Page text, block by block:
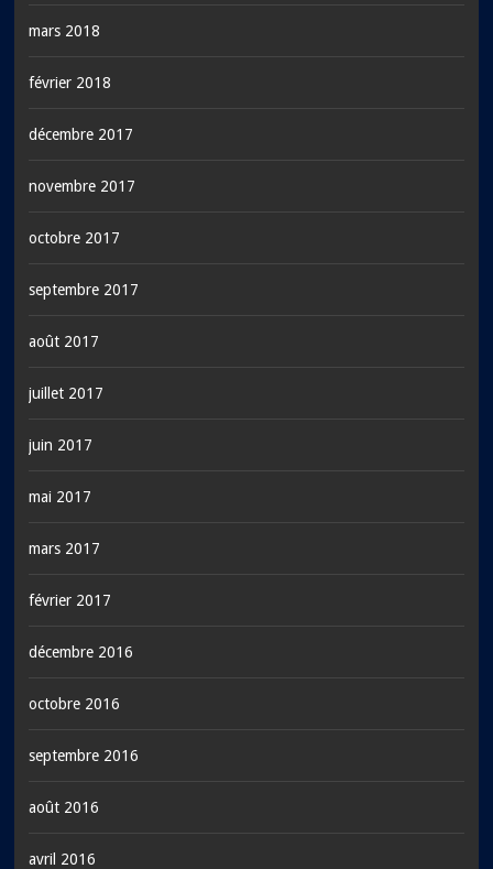
mars 2018
février 2018
décembre 2017
novembre 2017
octobre 2017
septembre 2017
août 2017
juillet 2017
juin 2017
mai 2017
mars 2017
février 2017
décembre 2016
octobre 2016
septembre 2016
août 2016
avril 2016